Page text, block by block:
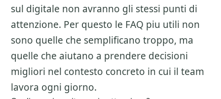
sul digitale non avranno gli stessi punti di
attenzione. Per questo le FAQ piu utili non
sono quelle che semplificano troppo, ma
quelle che aiutano a prendere decisioni
migliori nel contesto concreto in cui il team
lavora ogni giorno.